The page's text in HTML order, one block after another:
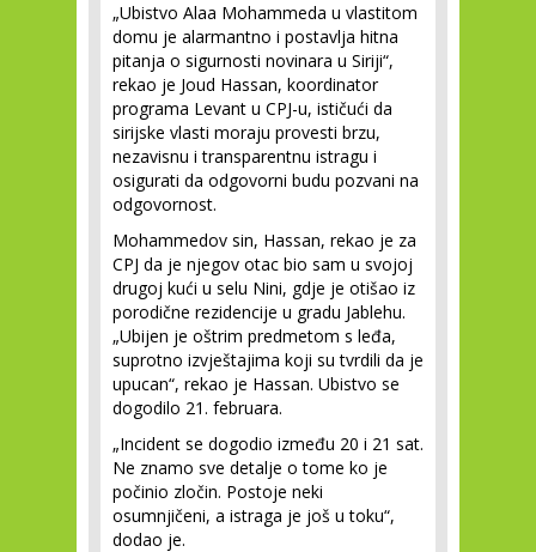
„Ubistvo Alaa Mohammeda u vlastitom
domu je alarmantno i postavlja hitna
pitanja o sigurnosti novinara u Siriji“,
rekao je Joud Hassan, koordinator
programa Levant u CPJ-u, ističući da
sirijske vlasti moraju provesti brzu,
nezavisnu i transparentnu istragu i
osigurati da odgovorni budu pozvani na
odgovornost.
Mohammedov sin, Hassan, rekao je za
CPJ da je njegov otac bio sam u svojoj
drugoj kući u selu Nini, gdje je otišao iz
porodične rezidencije u gradu Jablehu.
„Ubijen je oštrim predmetom s leđa,
suprotno izvještajima koji su tvrdili da je
upucan“, rekao je Hassan. Ubistvo se
dogodilo 21. februara.
„Incident se dogodio između 20 i 21 sat.
Ne znamo sve detalje o tome ko je
počinio zločin. Postoje neki
osumnjičeni, a istraga je još u toku“,
dodao je.